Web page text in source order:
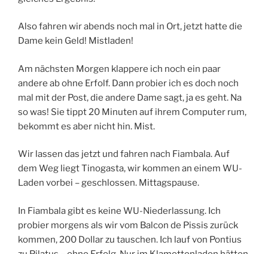
Also fahren wir abends noch mal in Ort, jetzt hatte die
Dame kein Geld! Mistladen!
Am nächsten Morgen klappere ich noch ein paar
andere ab ohne Erfolf. Dann probier ich es doch noch
mal mit der Post, die andere Dame sagt, ja es geht. Na
so was! Sie tippt 20 Minuten auf ihrem Computer rum,
bekommt es aber nicht hin. Mist.
Wir lassen das jetzt und fahren nach Fiambala. Auf
dem Weg liegt Tinogasta, wir kommen an einem WU-
Laden vorbei – geschlossen. Mittagspause.
In Fiambala gibt es keine WU-Niederlassung. Ich
probier morgens als wir vom Balcon de Pissis zurück
kommen, 200 Dollar zu tauschen. Ich lauf von Pontius